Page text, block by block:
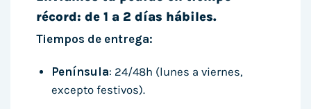
récord: de 1 a 2 días hábiles.
Tiempos de entrega:
Península: 24/48h (lunes a viernes,
excepto festivos).